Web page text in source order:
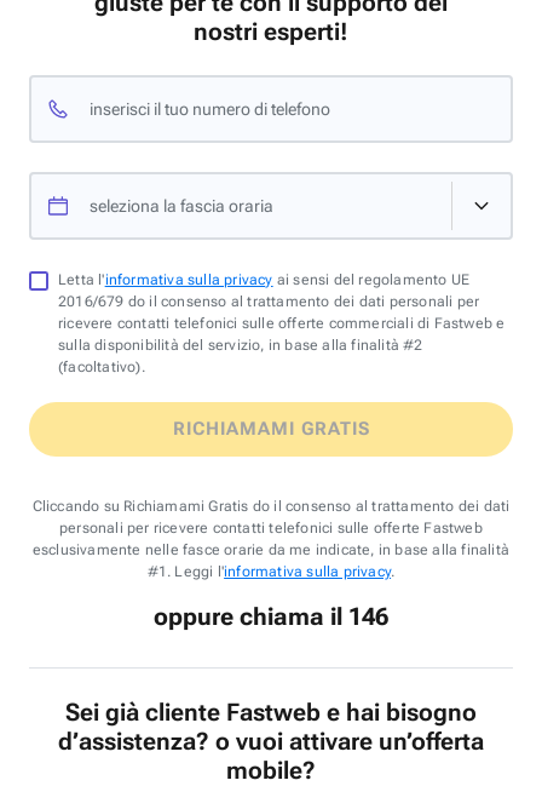
nostri esperti!
inserisci il tuo numero di telefono
seleziona la fascia oraria
Letta l'informativa sulla privacy ai sensi del regolamento UE
2016/679 do il consenso al trattamento dei dati personali per
ricevere contatti telefonici sulle offerte commerciali di Fastweb e
sulla disponibilità del servizio, in base alla finalità #2
(facoltativo).
RICHIAMAMI GRATIS
Cliccando su Richiamami Gratis do il consenso al trattamento dei dati
personali per ricevere contatti telefonici sulle offerte Fastweb
esclusivamente nelle fasce orarie da me indicate, in base alla finalità
#1. Leggi l'informativa sulla privacy.
oppure chiama il 146
Sei già cliente Fastweb e hai bisogno
d’assistenza? o vuoi attivare un’offerta
mobile?